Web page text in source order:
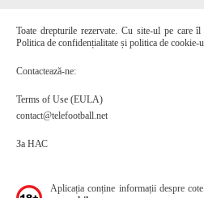
Toate drepturile rezervate. Cu site-ul pe care
Politica de confidențialitate și politica de
Contactează-ne:
Terms of Use (EULA)
contact@telefootball.net
За НАС
Aplicația conține informații despre